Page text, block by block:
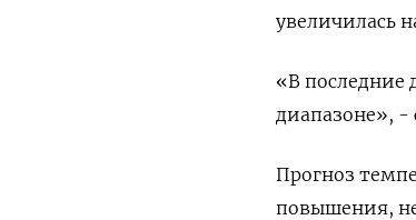
увеличилась
«В последние
диапазоне», -
Прогноз
повышения,